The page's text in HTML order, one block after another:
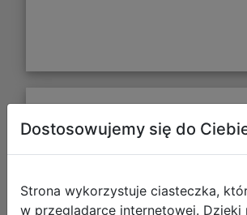
Starpak Zestaw Szkolny
Dostosowujemy się do
Strona wykorzystuje ciasteczka,
w przeglądarce internetowej. Dzięki